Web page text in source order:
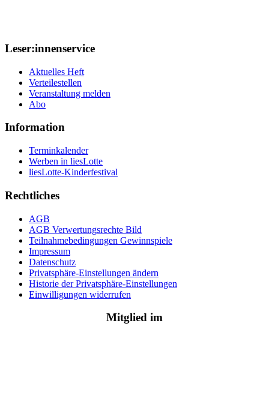
Leser:innenservice
Aktuelles Heft
Verteilestellen
Veranstaltung melden
Abo
Information
Terminkalender
Werben in liesLotte
liesLotte-Kinderfestival
Rechtliches
AGB
AGB Verwertungsrechte Bild
Teilnahmebedingungen Gewinnspiele
Impressum
Datenschutz
Privatsphäre-Einstellungen ändern
Historie der Privatsphäre-Einstellungen
Einwilligungen widerrufen
Mitglied im